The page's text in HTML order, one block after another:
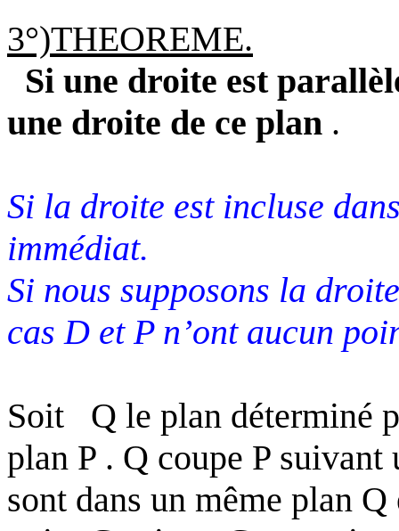
3°)THEOREME.
Si une droite est
une droite de ce plan .
Si la droite est incluse
immédiat.
Si nous supposons la
casD et P n’ont aucun
Soit
Q le plan déterminé
plan P . Q coupe P
sont dans un même plan